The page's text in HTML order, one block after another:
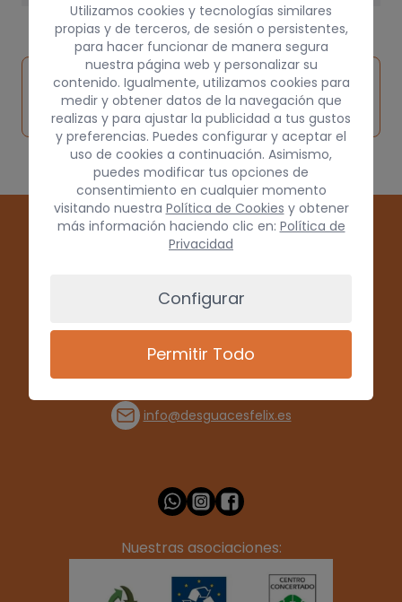
Inspeccionar
vehículo de
origen
Solicitar
pieza
Consultar
por
(+34) 928 715008
info@desguacesfelix.es
Nuestras asociaciones:
Utilizamos cookies y tecnologías similares
propias y de terceros, de sesión o persistentes,
para hacer funcionar de manera segura
nuestra página web y personalizar su
contenido. Igualmente, utilizamos cookies para
medir y obtener datos de la navegación que
realizas y para ajustar la publicidad a tus gustos
y preferencias. Puedes configurar y aceptar el
uso de cookies a continuación. Asimismo,
puedes modificar tus opciones de
consentimiento en cualquier momento
visitando nuestra Política de Cookies y obtener
más información haciendo clic en: Política de
Privacidad
Configurar
Permitir Todo